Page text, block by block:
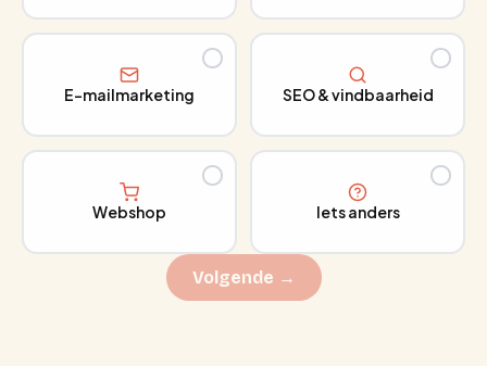
E-mailmarketing SEO & vindbaarheid
Webshop Iets anders
Volgende →